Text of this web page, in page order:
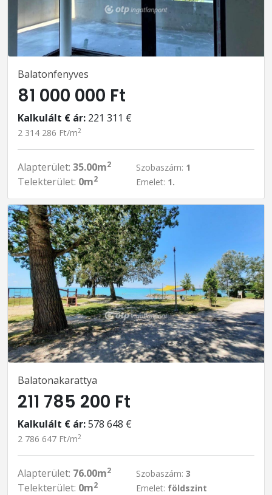
Balatonfenyves
81 000 000 Ft
Kalkulált € ár: 221 311 €
2 314 286 Ft/m2
Alapterület: 35.00m2
Telekterület: 0m2
Szobaszám: 1
Emelet: 1.
Balatonakarattya
211 785 200 Ft
Kalkulált € ár:578 648 €
2 786 647 Ft/m2
Alapterület: 76.00m2
Telekterület: 0m2
Szobaszám: 3
Emelet: földszint